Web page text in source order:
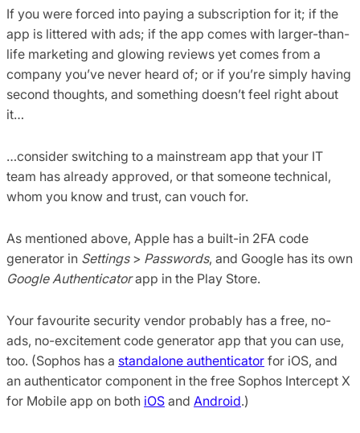
If you were forced into paying a subscription for it; if the
app is littered with ads; if the app comes with larger-than-
life marketing and glowing reviews yet comes from a
company you’ve never heard of; or if you’re simply having
second thoughts, and something doesn’t feel right about
it…
…consider switching to a mainstream app that your IT
team has already approved, or that someone technical,
whom you know and trust, can vouch for.
As mentioned above, Apple has a built-in 2FA code
generator in Settings> Passwords, and Google has its own
Google Authenticatorapp in the Play Store.
Your favourite security vendor probably has a free, no-
ads, no-excitement code generator app that you can use,
too. (Sophos has a standalone authenticator for iOS, and
an authenticator component in the free Sophos Intercept X
for Mobile app on both iOS and Android.)